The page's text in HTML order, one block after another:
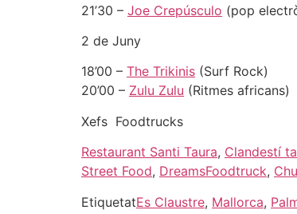
21’30 – Joe Crepúsculo (pop
2 de Juny
18’00 – The Trikinis (Surf Rock)
20’00 – Zulu Zulu (Ritmes africans)
Xefs Foodtrucks
Restaurant Santi Taura, Clandestí
Street Food, DreamsFoodtruck,
EtiquetatEs Claustre, Mallorca,